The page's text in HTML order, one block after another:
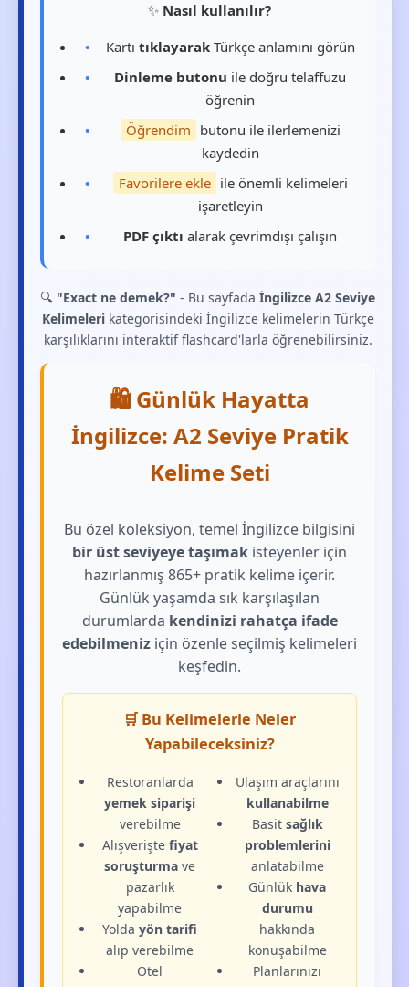
✨ Nasıl kullanılır?
Kartı tıklayarakTürkçe anlamını görün
Dinleme butonu ile doğru telaffuzu
öğrenin
Öğrendim butonu ile ilerlemenizi
kaydedin
Favorilere ekle ile önemli kelimeleri
işaretleyin
PDF çıktı alarak çevrimdışı çalışın
🔍 "Exact ne demek?" - Bu sayfadaİngilizce A2 Seviye
Kelimelerikategorisindeki İngilizce kelimelerin Türkçe
karşılıklarını interaktif flashcard'larla öğrenebilirsiniz.
🛍️ Günlük Hayatta
İngilizce: A2 Seviye Pratik
Kelime Seti
Bu özel koleksiyon, temel İngilizce bilgisini
bir üst seviyeye taşımak isteyenler için
hazırlanmış 865+ pratik kelime içerir.
Günlük yaşamda sık karşılaşılan
durumlarda kendinizi rahatça ifade
edebilmeniz için özenle seçilmiş kelimeleri
keşfedin.
🛒 Bu Kelimelerle Neler
Yapabileceksiniz?
Restoranlarda
yemek siparişi
verebilme
Alışverişte fiyat
soruşturma ve
pazarlık
yapabilme
Yoldayön tarifi
alıp verebilme
Otel
Ulaşım araçlarını
kullanabilme
Basit sağlık
problemlerini
anlatabilme
Günlük hava
durumu
hakkında
konuşabilme
Planlarınızı